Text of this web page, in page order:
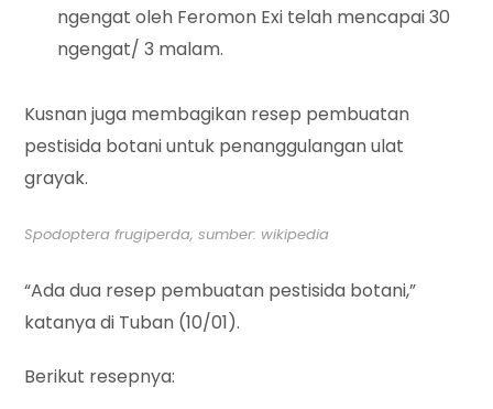
ngengat oleh Feromon Exi telah mencapai 30
ngengat/ 3 malam.
Kusnan juga membagikan resep pembuatan
pestisida botani untuk penanggulangan ulat
grayak.
Spodoptera frugiperda, sumber: wikipedia
“Ada dua resep pembuatan pestisida botani,”
katanya di Tuban (10/01).
Berikut resepnya: